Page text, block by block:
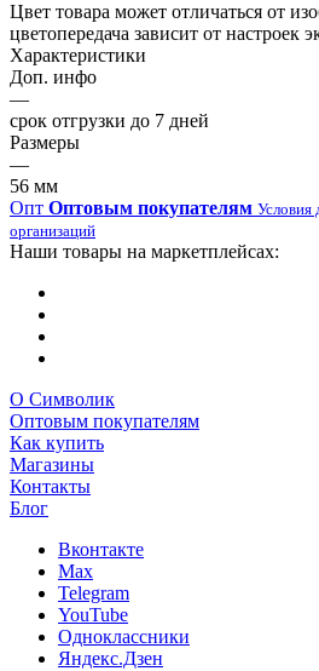
Цвет товара может отличаться от
цветопередача зависит от настроек
Характеристики
Доп. инфо
—
срок отгрузки до 7 дней
Размеры
—
56 мм
Опт Оптовым покупателям Условия
организаций
Наши товары на маркетплейсах:
О Символик
Оптовым покупателям
Как купить
Магазины
Контакты
Блог
Вконтакте
Max
Telegram
YouTube
Одноклассники
Яндекс.Дзен